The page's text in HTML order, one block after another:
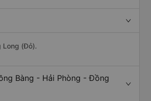
Long (Đỏ).
Bàng - Hải Phòng - Đồng